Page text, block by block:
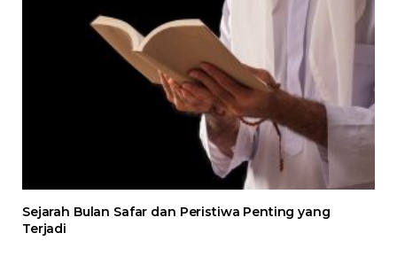
Sejarah Bulan Safar dan Peristiwa Penting yang
Terjadi